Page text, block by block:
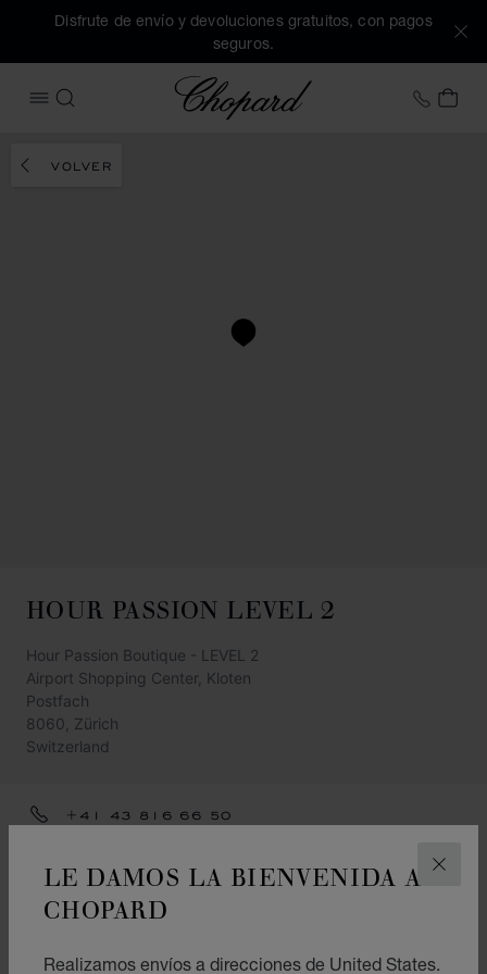
LE DAMOS LA BIENVENIDA A
CHOPARD
Realizamos envíos a direcciones de United States.
Disfrute de envío y devoluciones gratuitos, con pagos
seguros.
ABRIR MENÚ
BUSCAR
Chopard +34
MI
VOLVER
HOUR PASSION LEVEL 2
Hour Passion Boutique - LEVEL 2
Airport Shopping Center, Kloten
Postfach
8060, Zürich
Switzerland
+41 43 816 66 50